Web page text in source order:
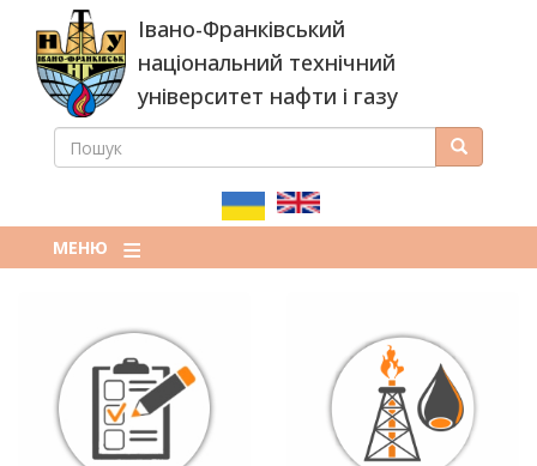
основного
вмісту
Івано-Франківський
національний технічний
університет нафти і газу
ПОШУКОВА
ПОШУК Пошук
МЕНЮ